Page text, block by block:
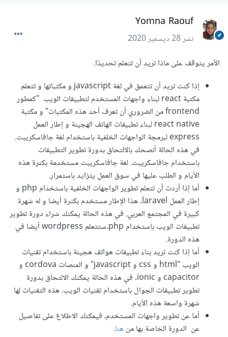
Yomna Raouf
نشر28 ديسمبر 2020
الأمر يتوقف على ماذا تريد أن تتعلم تحديدًا.
إذا كنت تريد أن تتعمق في لغة javascript و مكتباتها و تتعلم
مكتبة react لبناء واجهات المستخدم لتطبيقات الويب "كمطور
frontend من الضروري أن تعرف أحد هذه المكتبات" و مكتبة
react native لبناء تطبيقات الهاتف الهجينة و إطار العمل
express لبرمجة الواجهات الخلفية باستخدام لغة جافاسكريبت.
في هذه الحالة أنصحك بالالتحاق بدورة تطوير التطبيقات
باستخدام جافاسكريبت. لغة جافاسكريبت مستخدمة بكثرة هذه
الأيام و الطلب عليها في سوق العمل يتزايد باستمرار.
أما إذا أردت أن تتعلم تطوير الواجهات الخلفية باستخدام php و
إطار العمل laravel. هذا الإطار مستخدم بكثرة أيضا و له شهرة
كبيرة في المجتمع العربي. في هذه الحالة يمكنك شراء دورة تطوير
تطبيقات الويب باستخدام php.ستتعلم wordpress أيضا في
هذه الدورة.
أما إذا كنت تريد بناء تطبيقات هواتف هجينة باستخدام تقنيات
الويب "html و css و javascript" و المنصات cordova و
capacitor و ionic. في هذه الحالة يمكنك الالتحاق بدورة
تطوير تطبيقات الجوال باستخدام تقنيات الويب. هذه التقنيات لها
شهرة واسعة هذه الأيام.
أما عن تطوير واجهات المستخدم، فيمكنك الاطلاع على تفاصيل
عن الدورة الخاصة بها منهنا.